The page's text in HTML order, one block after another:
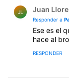
JL Juan
Responder a
Ese es el
hace al
RESPONDER